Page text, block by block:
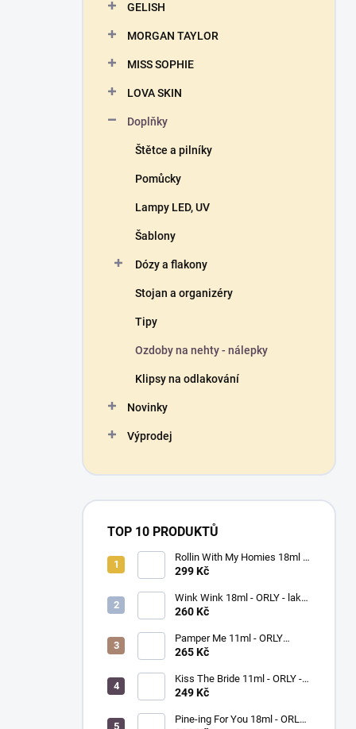
GELISH
MORGAN TAYLOR
MISS SOPHIE
LOVA SKIN
Doplňky
Štětce a pilníky
Pomůcky
Lampy LED, UV
Šablony
Dózy a flakony
Stojan a organizéry
Tipy
Ozdoby na nehty - nálepky
Klipsy na odlakování
Novinky
Výprodej
TOP 10 PRODUKTŮ
Rollin With My Homies 18ml -
ORLY - lak na nehty
299 Kč
Wink Wink 18ml - ORLY - lak
na nehty
260 Kč
Pamper Me 11ml - ORLY
BREATHABLE - ošetřující lak
265 Kč
Kiss The Bride 11ml - ORLY -
lak na nehty
249 Kč
Pine-ing For You 18ml - ORLY